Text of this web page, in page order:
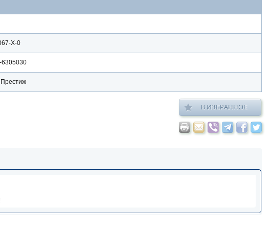
Х-0
6305030
В ИЗБРАННОЕ